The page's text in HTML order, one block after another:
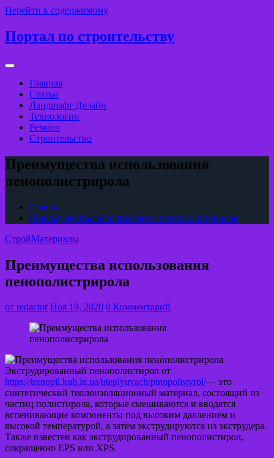
Перейти к содержимому
Портал по строительству
Главная
Статьи
Ландшафт Дизайн
Технологии
Ремонт
Строительство
Преимущества использования
пенополистрирола
Главная
Преимущества использования пенополистрирола
СтройМатериалы
Преимущества использования
пенополистрирола
от redactor Ноя 19, 2020 0 Комментарий
Экструдированный пенополистирол от
https://ternopil.kub.in.ua/uteplyuvach/pinopolistyrol/— это
синтетический теплоизоляционный материал, состоящий из
частиц полистирола, которые смешиваются и вводятся
вспенивающие компоненты под высоким давлением и
высокой температурой, а затем экструдируются из экструдера.
Также известен как экструдированный пенополистирол,
сокращенно EPS или XPS.